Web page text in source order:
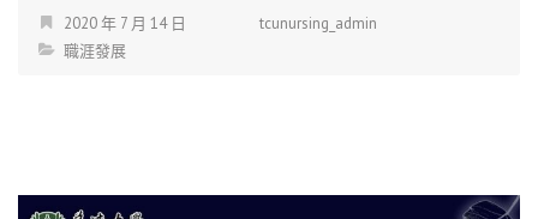
2020 年 7 月 14 日
tcunursing_admin
職涯發展